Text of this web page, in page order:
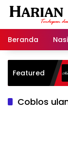
Langsung
Beranda
Featured
Warisan
Coblos